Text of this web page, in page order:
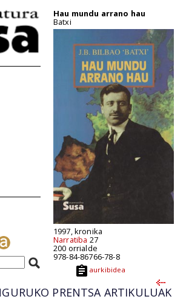
Hau mundu arrano hau
Batxi
1997, kronika
Narratiba 27
200 orrialde
978-84-86766-78-8
aurkibidea
PRENTSA ARTIKULUAK